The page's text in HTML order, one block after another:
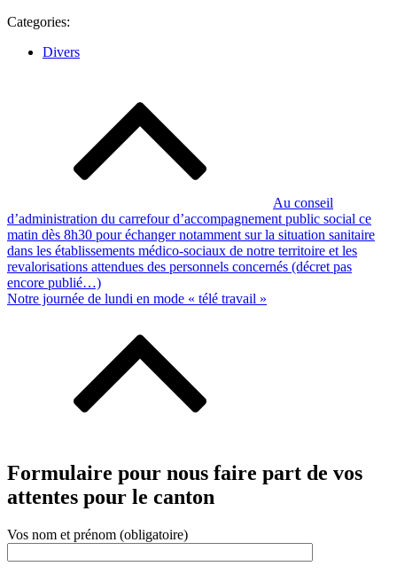
"2022"
Categories:
Divers
Au conseil
d’administration du carrefour d’accompagnement public social ce
matin dès 8h30 pour échanger notamment sur la situation sanitaire
dans les établissements médico-sociaux de notre territoire et les
revalorisations attendues des personnels concernés (décret pas
encore publié…)
Notre journée de lundi en mode « télé travail »
Formulaire pour nous faire part de vos
attentes pour le canton
Vos nom et prénom (obligatoire)